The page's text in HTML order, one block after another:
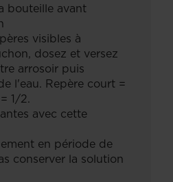
bouteille avant
visibles à
dosez et versez
arrosoir puis
l'eau. Repère court =
1/2.
avec cette
en période de
conserver la solution